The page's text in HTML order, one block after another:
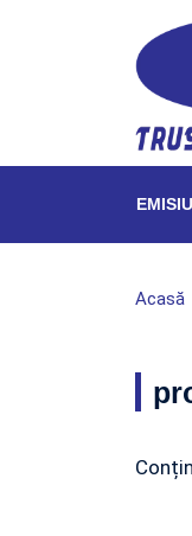
Acasă